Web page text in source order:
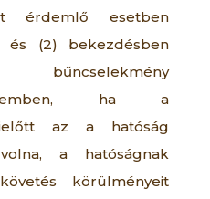
érdemlő esetben
(2) bekezdésben
ha a
az a hatóság
a hatóságnak
körülményeit